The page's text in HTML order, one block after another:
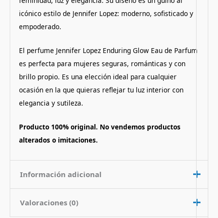
icónico estilo de Jennifer Lopez: moderno, sofisticado y
empoderado.
El perfume Jennifer Lopez Enduring Glow Eau de Parfum
es perfecta para mujeres seguras, románticas y con
brillo propio. Es una elección ideal para cualquier
ocasión en la que quieras reflejar tu luz interior con
elegancia y sutileza.
Producto 100% original. No vendemos productos
alterados o imitaciones.
Información adicional
Contenido
Valoraciones (0)